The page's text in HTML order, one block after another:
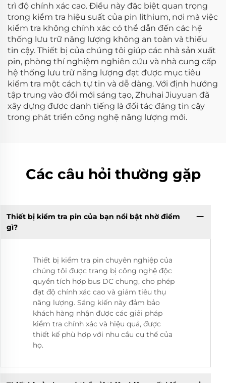
trì độ chính xác cao. Điều này đặc biệt quan trọng
trong kiểm tra hiệu suất của pin lithium, nơi mà việc
kiểm tra không chính xác có thể dẫn đến các hệ
thống lưu trữ năng lượng không an toàn và thiếu
tin cậy. Thiết bị của chúng tôi giúp các nhà sản xuất
pin, phòng thí nghiệm nghiên cứu và nhà cung cấp
hệ thống lưu trữ năng lượng đạt được mục tiêu
kiểm tra một cách tự tin và dễ dàng. Với định hướng
tập trung vào đổi mới sáng tạo, Zhuhai Jiuyuan đã
xây dựng được danh tiếng là đối tác đáng tin cậy
trong phát triển công nghệ năng lượng mới.
Các câu hỏi thường gặp
Thiết bị kiểm tra pin của bạn nổi bật nhờ điểm
gì?
Thiết bị kiểm tra pin chuyên nghiệp của
chúng tôi được trang bị công nghệ độc
quyền tích hợp bus DC chung, cho phép
đạt độ chính xác cao và giảm tiêu thụ
năng lượng. Sáng kiến này đảm bảo
khách hàng nhận được các giải pháp
kiểm tra chính xác và hiệu quả, được
thiết kế phù hợp với nhu cầu cụ thể của
họ.